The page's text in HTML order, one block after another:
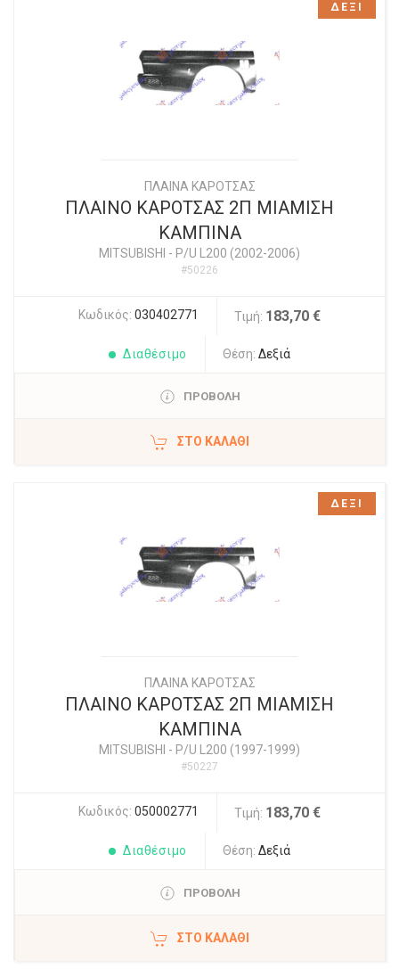
ΠΛΑΙΝΑ ΚΑΡΟΤΣΑΣ
ΠΛΑΙΝΟ ΚΑΡΟΤΣΑΣ 2Π ΜΙΑΜΙΣΗ
ΚΑΜΠΙΝΑ
MITSUBISHI - P/U L200 (2002-2006)
#50226
Κωδικός: 030402771 Τιμή: 183,70 €
Διαθέσιμο Θέση: Δεξιά
ΠΡΟΒΟΛΗ
ΣΤΟ ΚΑΛΆΘΙ
ΔΕΞΙ
ΠΛΑΙΝΑ ΚΑΡΟΤΣΑΣ
ΠΛΑΙΝΟ ΚΑΡΟΤΣΑΣ 2Π ΜΙΑΜΙΣΗ
ΚΑΜΠΙΝΑ
MITSUBISHI - P/U L200 (1997-1999)
#50227
Κωδικός: 050002771 Τιμή: 183,70 €
Διαθέσιμο Θέση: Δεξιά
ΠΡΟΒΟΛΗ
ΣΤΟ ΚΑΛΆΘΙ
ΔΕΞΙ